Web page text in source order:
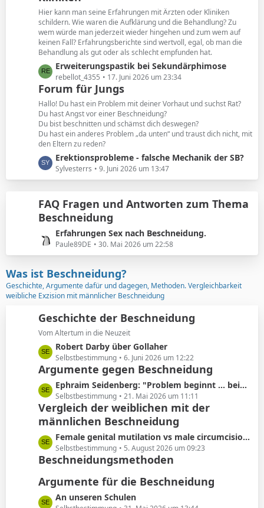
e
t
e
B
e
i
t
r
ä
g
e
Hier kann man seine Erfahrungen mit Ärzten oder Kliniken
schildern. Wie waren die Aufklärung und die Behandlung? Zu
wem würde man jederzeit wieder hingehen und zum wem auf
keinen Fall? Erfahrungsberichte sind wertvoll, egal, ob man die
Behandlung als gut oder als schlecht empfunden hat.
L
e
t
z
t
e
B
e
i
t
g
e
Erweiterungspastik bei Sekundärphimose
rebellot_4355 17. Juni 2026 um 23:34
Forum für Jungs
Hallo! Du hast ein Problem mit deiner Vorhaut und suchst Rat?
Du hast Angst vor einer Beschneidung?
Du bist beschnitten und schämst dich deswegen?
Du hast ein anderes Problem „da unten“ und traust dich nicht, mit
den Eltern zu reden?
L
e
t
t
e
e
r
ä
g
Erektionsprobleme - falsche Mechanik der SB?
Sylvesterrs 9. Juni 2026 um 13:47
FAQ Fragen und Antworten zum Thema
Beschneidung
L
e
t
z
t
e
e
i
t
r
ä
g
e
Erfahrungen Sex nach Beschneidung.
Paule89DE 30. Mai 2026 um 22:58
Was ist Beschneidung?
Geschichte, Argumente dafür und dagegen, Methoden. Vergleichbarkeit
weibliche Exzision mit männlicher Beschneidung
Geschichte der Beschneidung
Vom Altertum in die Neuzeit
L
e
t
z
t
e
B
e
i
r
ä
g
e
Robert Darby über Gollaher
Selbstbestimmung 6. Juni 2026 um 12:22
Argumente gegen Beschneidung
L
e
t
z
e
B
e
i
r
Ephraim Seidenberg: "Problem beginnt ... beim Abschneiden der Vorhaut"
Selbstbestimmung 21. Mai 2026 um 11:11
Vergleich der weiblichen mit der
männlichen Beschneidung
L
e
t
t
e
Female genital mutilation vs male circumcision: Understanding the differences
Selbstbestimmung 5. August 2026 um 09:23
Beschneidungsmethoden
Argumente für die Beschneidung
L
An unseren Schulen